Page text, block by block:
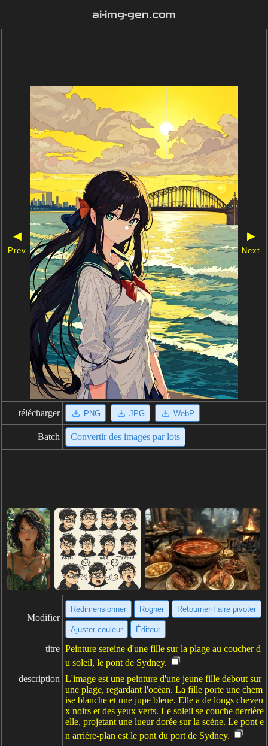
ai-img-gen.com
◀
Prev
▶
Next
télécharger PNG JPG WebP
Batch Convertir des images par lots
Modifier
Redimensionner Rogner Retourner·Faire pivoter
Ajuster couleur Éditeur
titre Peinture sereine d'une fille sur la plage au coucher d
u soleil, le pont de Sydney.
description L'image est une peinture d'une jeune fille debout sur
une plage, regardant l'océan. La fille porte une chem
ise blanche et une jupe bleue. Elle a de longs cheveu
x noirs et des yeux verts. Le soleil se couche derrière
elle, projetant une lueur dorée sur la scène. Le pont e
n arrière-plan est le pont du port de Sydney.